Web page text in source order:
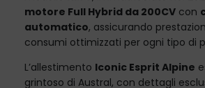
motore Full Hybrid da 200CV con
automatico, assicurando
consumi ottimizzati per ogni tipo di
L’allestimento Iconic Esprit Alpine
grintoso di Austral, con dettagli